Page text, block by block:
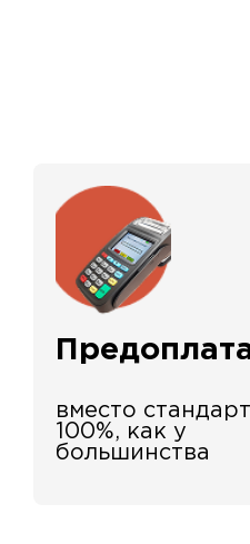
вместо
100%, как у
большинства